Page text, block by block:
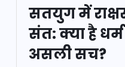
सतयुग में
संत: क्या है
असली सच?